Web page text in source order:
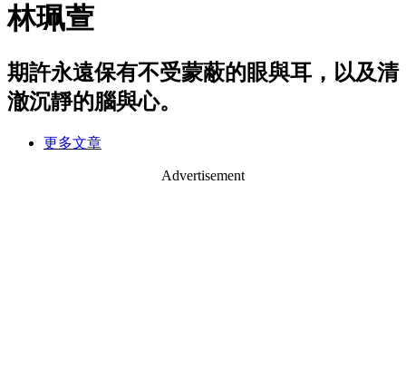
林珮萱
期許永遠保有不受蒙蔽的眼與耳，以及清
澈沉靜的腦與心。
更多文章
Advertisement